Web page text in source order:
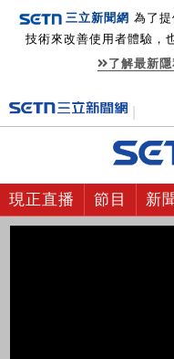
三立新聞網 為了
技術來改善使用者體驗，
了解最新
現正直播 節目 新